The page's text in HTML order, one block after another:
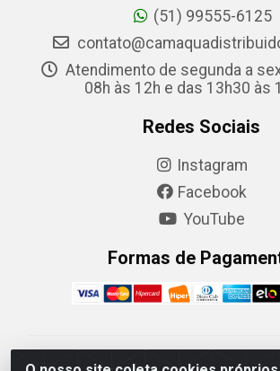
(51) 99555-6125
Atendimento de segunda a
08h às 12h e das 13h30 às
Redes Sociais
Instagram
Facebook
YouTube
Formas de
Camaquã Distribuidora Ltda - Avenida